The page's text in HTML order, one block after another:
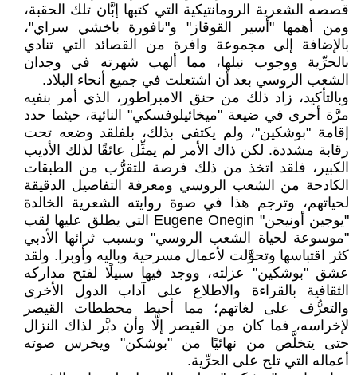
قصصه الشعرية الرومانتيكية التي كتبها إبَّان تلك الحقبة،
ومن أهمها "أسير القوقاز" و"نافورة باخشي سراي"،
بالإضافة إلى مجموعة وافرة من القصائد التي تنادي
بالحرِّية ووجوب نيلها، مما ألهب شهرته في وجدان
الشعب الروسي بعد أن اشتعلت في جميع أنحاء البلاد.
وبالتأكيد، زاد ذلك من حنق الامبراطور، الذي أمر بنفيه
مرَّة أخرى في ضيعة "ميخائيلوفسكي" النائية، حيثما حدد
إقامة "بوشكين"، ولم يكتفي بذلك، بلفلقد وضعه تحت
رقابة مشددة. لكن ذاك الأمر لم يمثِّل عائقًا لذلك الأديب
الكبير، فلقد اتخذ من ذلك فرصة للتقرُّب من الطبقات
الكادحة من الشعب الروسي ومعرفة التفاصيل الدقيقة
لحياتهم، وترجم هذا في صوة روايته الشعرية الخالدة
"يوجين أونيجن" Eugene Onegin التي يطلق عليها لقب
"موسوعة لحياة الشعب الروسي" وبسبب ثرائها الأدبي
كثر اقتباسها وتحوَّلت لأعمال مسرحية وباليه وأوبرا. ولقد
عشق "بوشكين" عزلته، ووجد فيها سبيلًا لفتح مداركه
الثقافية بالقراءة والاطلاع على آداب الدول الأخرى
والتعرُّف على لغاتهم؛ مما أحبط مخططات القيصر
لإخراسه، فما كان من القيصر إلَّا وأن دبَّر لذاك النزال
حتى يتخلَّص من نهائيًا من "بوشكن" ويخرس صوته
أعماله التي تلح على الحرِّية.